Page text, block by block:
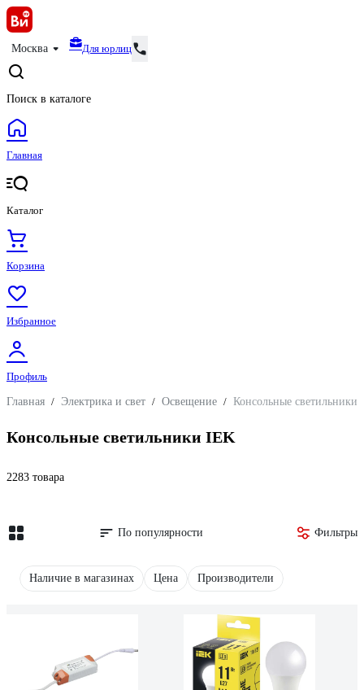
Москва Для юрлиц
Поиск в каталоге
Главная
Каталог
Корзина
Избранное
Профиль
Главная / Электрика и свет / Освещение / Консольные светильники
Консольные светильники IEK
2283 товара
По популярности Фильтры
Наличие в магазинах Цена Производители